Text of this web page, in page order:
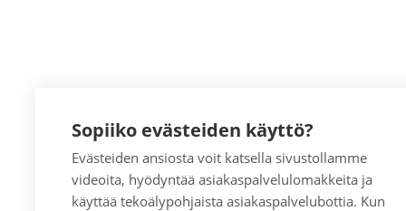
Sopiiko evästeiden käyttö?
Evästeiden ansiosta voit katsella sivustollamme
videoita, hyödyntää asiakaspalvelulomakkeita ja
käyttää tekoälypohjaista asiakaspalvelubottia. Kun